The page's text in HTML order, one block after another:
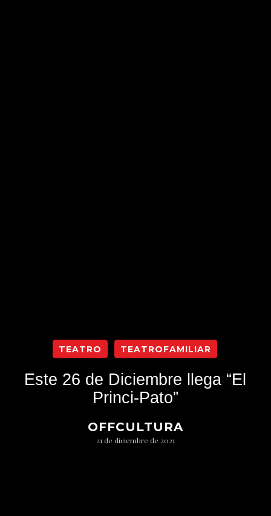
TEATRO TEATROFAMILIAR
Este 26 de Diciembre llega “El
Princi-Pato”
OFFCULTURA
21 de diciembre de 2021